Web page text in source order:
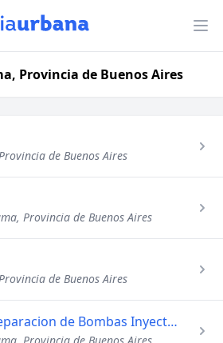
Provincia de Buenos Aires
de Buenos Aires
Provincia de Buenos Aires
de Buenos Aires
Coronas Alberto - Reparacion de Bombas Inyectoras